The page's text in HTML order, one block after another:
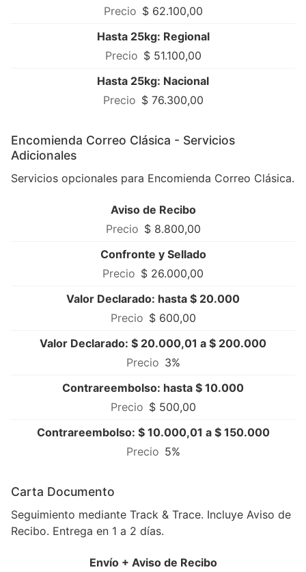
$ 62.100,00
Hasta 25kg: Regional
$ 51.100,00
Hasta 25kg: Nacional
$ 76.300,00
Encomienda Correo Clásica - Servicios
Adicionales
Servicios opcionales para Encomienda Correo Clásica.
Aviso de Recibo
$ 8.800,00
Confronte y Sellado
$ 26.000,00
Valor Declarado: hasta $ 20.000
$ 600,00
Valor Declarado: $ 20.000,01 a $ 200.000
3%
Contrareembolso: hasta $ 10.000
$ 500,00
Contrareembolso: $ 10.000,01 a $ 150.000
5%
Carta Documento
Seguimiento mediante Track & Trace. Incluye Aviso de
Recibo. Entrega en 1 a 2 días.
Envío + Aviso de Recibo